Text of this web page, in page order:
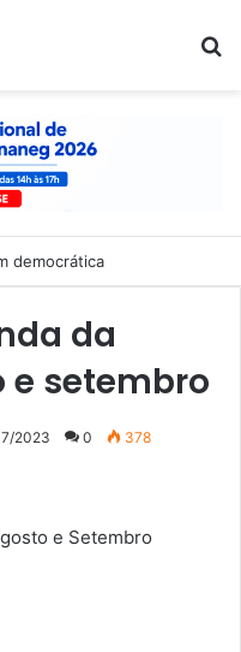
democrática
da
e setembro
2023 0 378